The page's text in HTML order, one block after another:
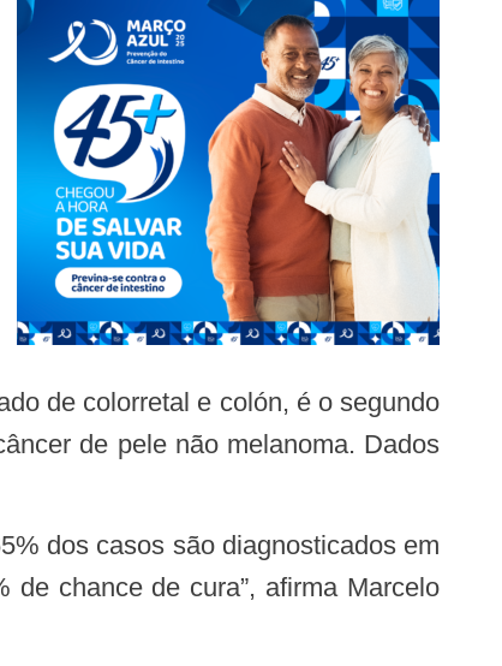
de colorretal e colón, é o segundo
de pele não melanoma. Dados
chance de cura”, afirma Marcelo